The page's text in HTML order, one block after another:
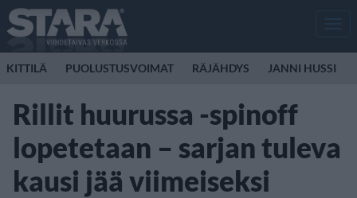
KITTILÄ PUOLUSTUSVOIMAT RÄJÄHDYS JANNI HUSSI
Rillit huurussa -spinoff
lopetetaan – sarjan tuleva
kausi jää viimeiseksi